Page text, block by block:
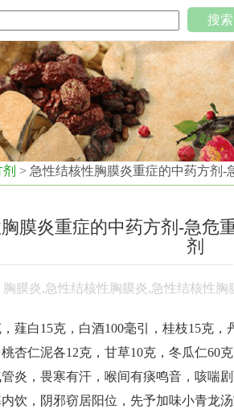
搜索
> 急性结核性胸膜炎重症的中药方剂
膜炎重症的中药方剂-急危
剂
胸膜炎,急性结核性胸膜炎,急性结核性
，薤白15克，白酒100毫引，桂枝15克
杏仁泥各12克，甘草10克，冬瓜仁60
管炎，畏寒有汗，喉间有痰鸣音，咳喘
饮，阴邪窃居阳位，先予加味小青龙